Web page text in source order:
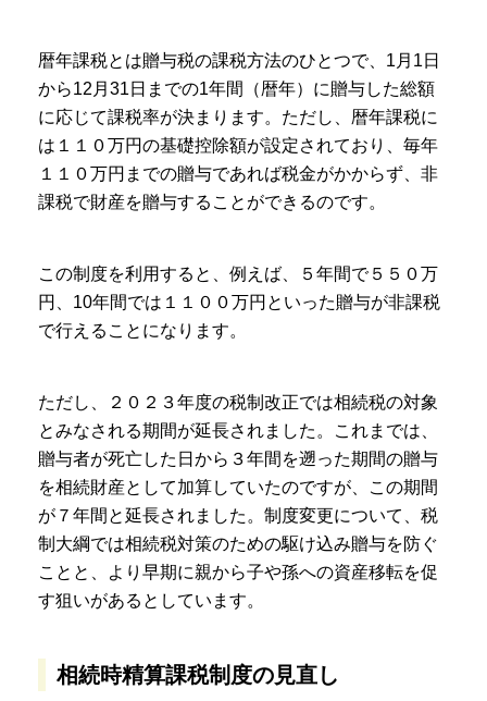
暦年課税とは贈与税の課税方法のひとつで、1月1日
から12月31日までの1年間（暦年）に贈与した総額
に応じて課税率が決まります。ただし、暦年課税に
は１１０万円の基礎控除額が設定されており、毎年
１１０万円までの贈与であれば税金がかからず、非
課税で財産を贈与することができるのです。
この制度を利用すると、例えば、５年間で５５０万
円、10年間では１１００万円といった贈与が非課税
で行えることになります。
ただし、２０２３年度の税制改正では相続税の対象
とみなされる期間が延長されました。これまでは、
贈与者が死亡した日から３年間を遡った期間の贈与
を相続財産として加算していたのですが、この期間
が７年間と延長されました。制度変更について、税
制大綱では相続税対策のための駆け込み贈与を防ぐ
ことと、より早期に親から子や孫への資産移転を促
す狙いがあるとしています。
相続時精算課税制度の見直し